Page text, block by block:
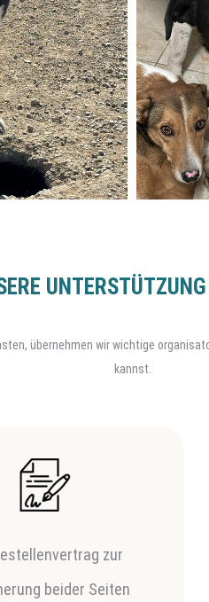
übernehmen wir wichtige
kannst.
zur
beider Seiten